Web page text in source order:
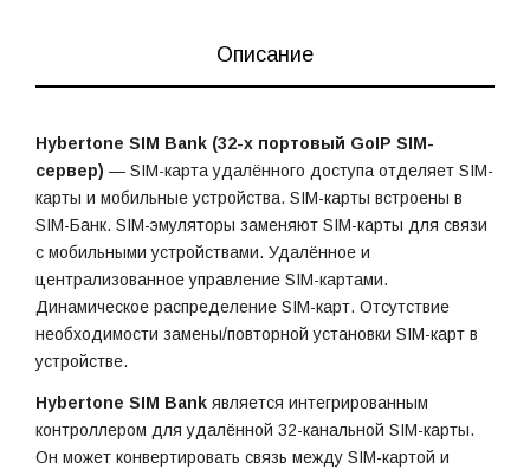
Описание
Hybertone SIM Bank (32-х портовый GoIP SIM-
сервер) — SIM-карта удалённого доступа отделяет SIM-
карты и мобильные устройства. SIM-карты встроены в
SIM-Банк. SIM-эмуляторы заменяют SIM-карты для связи
с мобильными устройствами. Удалённое и
централизованное управление SIM-картами.
Динамическое распределение SIM-карт. Отсутствие
необходимости замены/повторной установки SIM-карт в
устройстве.
Hybertone SIM Bank является интегрированным
контроллером для удалённой 32-канальной SIM-карты.
Он может конвертировать связь между SIM-картой и